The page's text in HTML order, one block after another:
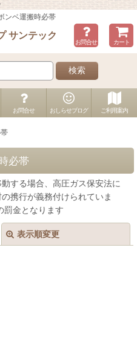
ンベ運搬時必帯
サンテック
お問合せ カート
検索
お問合せ おしらせブログ ご利用案内
必帯
する場合、高圧ガス保安法に
携行が義務付けられていま
金となります
表示順変更